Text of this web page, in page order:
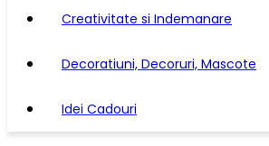
Creativitate si Indemanare
Decoratiuni, Decoruri, Mascote
Idei Cadouri